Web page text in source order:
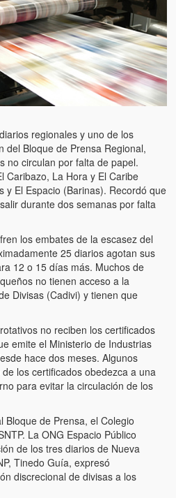
Teques (The Jerk and the Reds in
with chavistas)
de los niños” (The mockery of
Venezuela (Children of the streets of
(Luis and El Mono… armed)
¿y Lina?
de televisión clausurados por el
2002
de Chávez desde que tomó el
de 2009
castrista del 4 de Febrero de
a tu pueblo!!! (Despicable traitor, look
regionales y uno de los
del Bloque de Prensa Regional,
no circulan por falta de papel.
Caribazo, La Hora y El Caribe
y El Espacio (Barinas). Recordó que
durante dos semanas por falta
los embates de la escasez del
25 diarios agotan sus
12 o 15 días más. Muchos de
no tienen acceso a la
Divisas (Cadivi) y tienen que
no reciben los certificados
emite el Ministerio de Industrias
hace dos meses. Algunos
los certificados obedezca a una
para evitar la circulación de los
Bloque de Prensa, el Colegio
La ONG Espacio Público
de los tres diarios de Nueva
Tinedo Guía, expresó
discrecional de divisas a los